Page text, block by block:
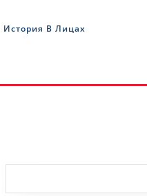
История В Лицах